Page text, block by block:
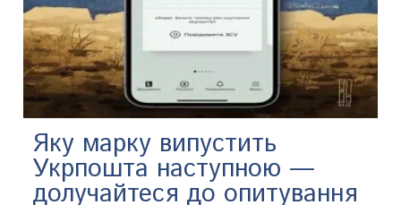
Яку марку випустить
Укрпошта наступною —
долучайтеся до опитування